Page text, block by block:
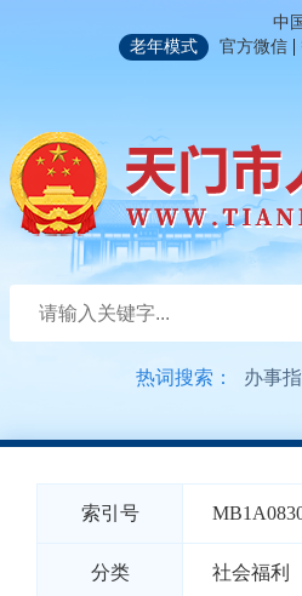
中
老年模式
官方微信 |
热词搜索： 办事
索引号
分类 社会福利